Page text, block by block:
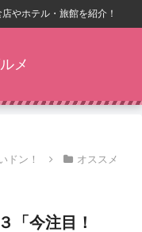
やホテル・旅館を紹介！
メ
ドン！
オススメ
「今注目！